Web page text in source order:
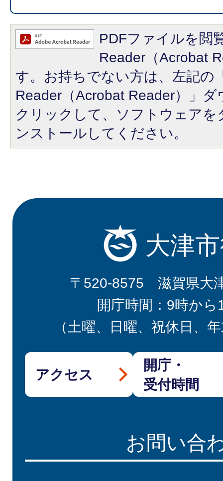
PDFファイルを閲
Reader（Acrobat
す。お持ちでない方は、左記の
Reader（Acrobat Reader）」
クリックして、ソフトウェア
ンストールしてください。
大津
〒520-8575 滋賀県大
開庁時間：9時から
（土曜、日曜、祝休日、
アクセス
開庁・
受付時間
お問い合